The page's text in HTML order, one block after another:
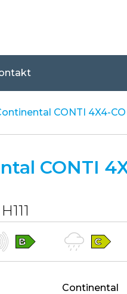
CONTI 4X4-CO
CONTI
Continental